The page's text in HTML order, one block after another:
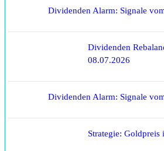
Dividenden Alarm: Signale
Dividenden
08.07.2026
Dividenden Alarm: Signale
Strategie: